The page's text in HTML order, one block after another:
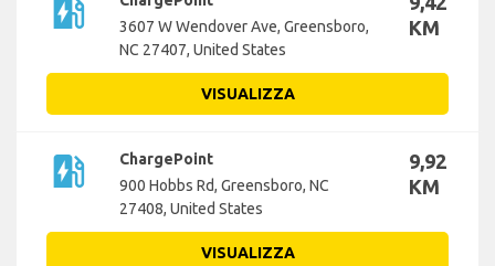
ev_station
3607 W Wendover Ave, Greensboro,
NC 27407, United States
KM
VISUALIZZA
ev_station
ChargePoint
900 Hobbs Rd, Greensboro, NC
27408, United States
9,92
KM
VISUALIZZA